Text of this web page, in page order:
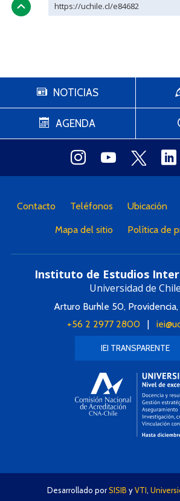
https://uchile.cl/e84682
NOTICIAS
AGENDA
Contacto Teléfonos Ubicación
Mapa del sitio Política de
Instituto de Estudios
Universidad de Chile
Arturo Burhle 50, Providencia,
+56 2 2977 2800|
IEI TRANSPARENTE
Desarrollado porSISIB yVTI,